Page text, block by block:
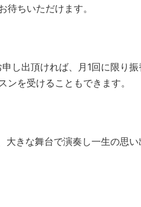
ちいただけます。
し出頂ければ、月1回に限り振
を受けることもできます。
大きな舞台で演奏し一生の思い